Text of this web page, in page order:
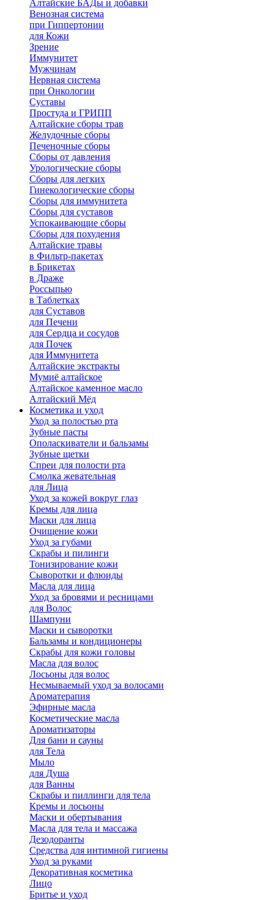
Алтайские БАДы и добавки
Венозная система
при Гиппертонии
для Кожи
Зрение
Иммунитет
Мужчинам
Нервная система
при Онкологии
Суставы
Простуда и ГРИПП
Алтайские сборы трав
Желудочные сборы
Печеночные сборы
Сборы от давления
Урологические сборы
Сборы для легких
Гинекологические сборы
Сборы для иммунитета
Сборы для суставов
Успокаивающие сборы
Сборы для похудения
Алтайские травы
в Фильтр-пакетах
в Брикетах
в Драже
Россыпью
в Таблетках
для Cуставов
для Печени
для Сердца и сосудов
для Почек
для Иммунитета
Алтайские экстракты
Мумиё алтайское
Алтайское каменное масло
Алтайский Мёд
Косметика и уход
Уход за полостью рта
Зубные пасты
Ополаскиватели и бальзамы
Зубные щетки
Спреи для полости рта
Смолка жевательная
для Лица
Уход за кожей вокруг глаз
Кремы для лица
Маски для лица
Очищение кожи
Уход за губами
Скрабы и пилинги
Тонизирование кожи
Сыворотки и флюиды
Масла для лица
Уход за бровями и ресницами
для Волос
Шампуни
Маски и сыворотки
Бальзамы и кондиционеры
Скрабы для кожи головы
Масла для волос
Лосьоны для волос
Несмываемый уход за волосами
Ароматерапия
Эфирные масла
Косметические масла
Ароматизаторы
Для бани и сауны
для Тела
Мыло
для Душа
для Ванны
Скрабы и пиллинги для тела
Кремы и лосьоны
Маски и обертывания
Масла для тела и массажа
Дезодоранты
Средства для интимной гигиены
Уход за руками
Декоративная косметика
Лицо
Бритье и уход